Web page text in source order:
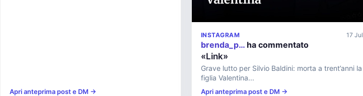
Apri anteprima post e DM →
INSTAGRAM 17 Jul
brenda_p… ha commentato
«Link»
Grave lutto per Silvio Baldini: morta a trent’anni la
figlia Valentina...
Apri anteprima post e DM →